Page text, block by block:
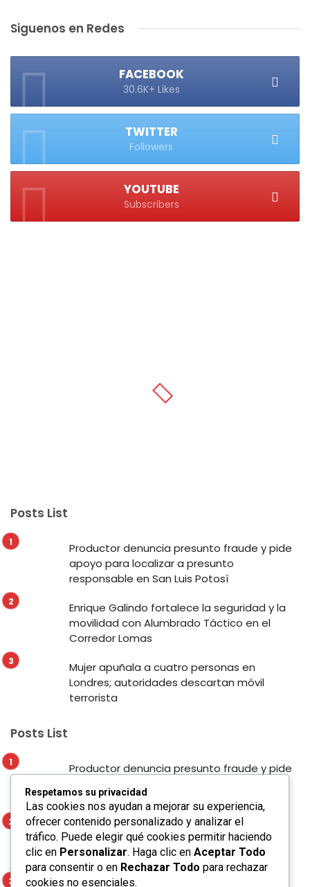
Siguenos en Redes
FACEBOOK
30.6K+ Likes
TWITTER
Followers
YOUTUBE
Subscribers
Posts List
Productor denuncia presunto fraude y pide
apoyo para localizar a presunto
responsable en San Luis Potosí
Enrique Galindo fortalece la seguridad y la
movilidad con Alumbrado Táctico en el
Corredor Lomas
Mujer apuñala a cuatro personas en
Londres; autoridades descartan móvil
terrorista
Posts List
Productor denuncia presunto fraude y pide
responsable en San Luis Potosí
Enrique Galindo fortalece la seguridad y la
movilidad con Alumbrado Táctico en el
Corredor Lomas
Respetamos su privacidad
Las cookies nos ayudan a mejorar su experiencia,
ofrecer contenido personalizado y analizar el
tráfico. Puede elegir qué cookies permitir haciendo
clic en Personalizar. Haga clic en Aceptar Todo
para consentir o en Rechazar Todo para rechazar
cookies no esenciales.